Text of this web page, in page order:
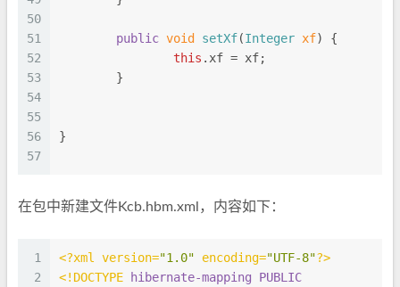
50
51
52
53
54
55
56
57
public void setXf(Integer xf) {
this . xf = xf;
	}
}
在包中新建文件Kcb.hbm.xml，内容如下：
1
2
<?xml version="1.0" encoding="UTF-8"?>
<!DOCTYPE
hibernate-mapping
PUBLIC